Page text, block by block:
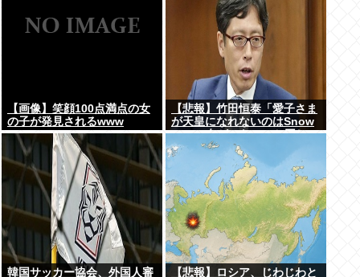
【画像】笑顔100点満点の女
の子が発見されるwww
【悲報】竹田恒泰「愛子さま
が天皇になれないのはSnow
Manに女がいないのと同じ」
X民「養子案はSnow Manに
竹田恒泰が入るようなもの」
韓国サッカー協会、外国人審
【悲報】ロシア、じわじわと